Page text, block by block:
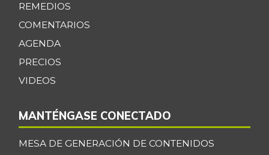
REMEDIOS
COMENTARIOS
AGENDA
PRECIOS
VIDEOS
MANTÉNGASE CONECTADO
MESA DE GENERACIÓN DE CONTENIDOS